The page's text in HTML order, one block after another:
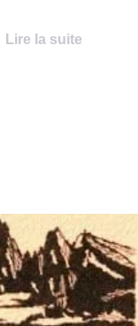
Lire la suite